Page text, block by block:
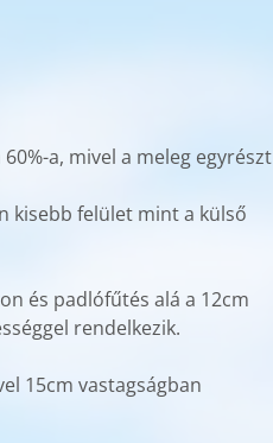
a, mivel a meleg egyrészt
kisebb felület mint a külső
és padlófűtés alá a 12cm
rendelkezik.
15cm vastagságban